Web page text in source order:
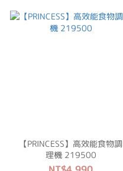
【PRINCESS】高效能食物調
理機 219500